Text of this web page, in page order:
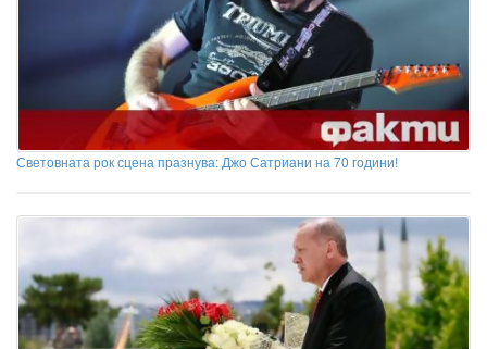
Световната рок сцена празнува: Джо Сатриани на 70 години!